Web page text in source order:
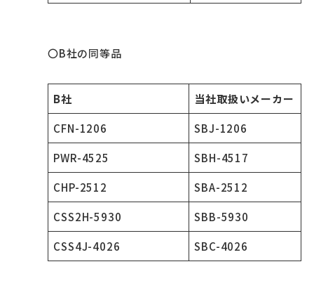
〇B社の同等品
B社
当社取扱いメーカー
CFN-1206
SBJ-1206
PWR-4525
SBH-4517
CHP-2512
SBA-2512
CSS2H-5930
SBB-5930
CSS4J-4026
SBC-4026